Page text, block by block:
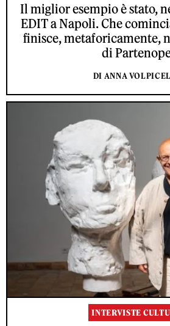
Il miglior esempio è stato,
EDIT a Napoli. Che
finisce, metaforicamente,
di
DI ANNA
INTERVISTE